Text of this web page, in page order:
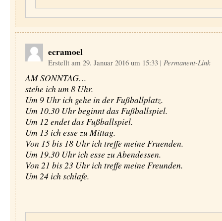
ecramoel
Erstellt am 29. Januar 2016 um 15:33 | Permanent-Link
AM SONNTAG…
stehe ich um 8 Uhr.
Um 9 Uhr ich gehe in der Fußballplatz.
Um 10.30 Uhr beginnt das Fußballspiel.
Um 12 endet das Fußballspiel.
Um 13 ich esse zu Mittag.
Von 15 bis 18 Uhr ich treffe meine Fruenden.
Um 19.30 Uhr ich esse zu Abendessen.
Von 21 bis 23 Uhr ich treffe meine Freunden.
Um 24 ich schlafe.